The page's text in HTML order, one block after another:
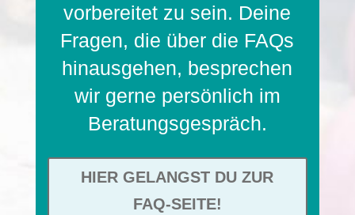
vorbereitet zu sein. Deine
Fragen, die über die FAQs
hinausgehen, besprechen
wir gerne persönlich im
Beratungsgespräch.
HIER GELANGST DU ZUR
FAQ-SEITE!